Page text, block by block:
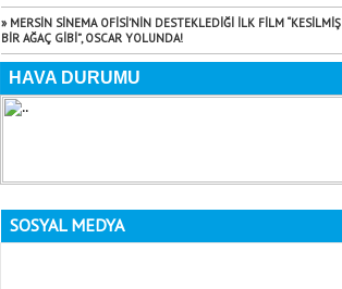
BALTANIN… HANÇERİ KIRDIĞI O GÜN
Dilara Aksoy
18.06.2026
Yaz Ayları Artık Bir Mevsim Değil; Uyarı
GÜNE DAİR
» MERSİN SİNEMA OFİSİ’NİN DESTEKLEDİĞİ İLK FİLM “KESİLMİŞ
BİR AĞAÇ GİBİ”, OSCAR YOLUNDA!
SOSYAL MEDYA